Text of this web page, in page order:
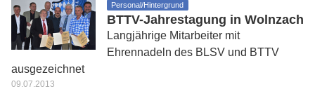
Personal/Hintergrund
BTTV-Jahrestagung in Wolnzach
Langjährige Mitarbeiter mit
Ehrennadeln des BLSV und BTTV
ausgezeichnet
09.07.2013